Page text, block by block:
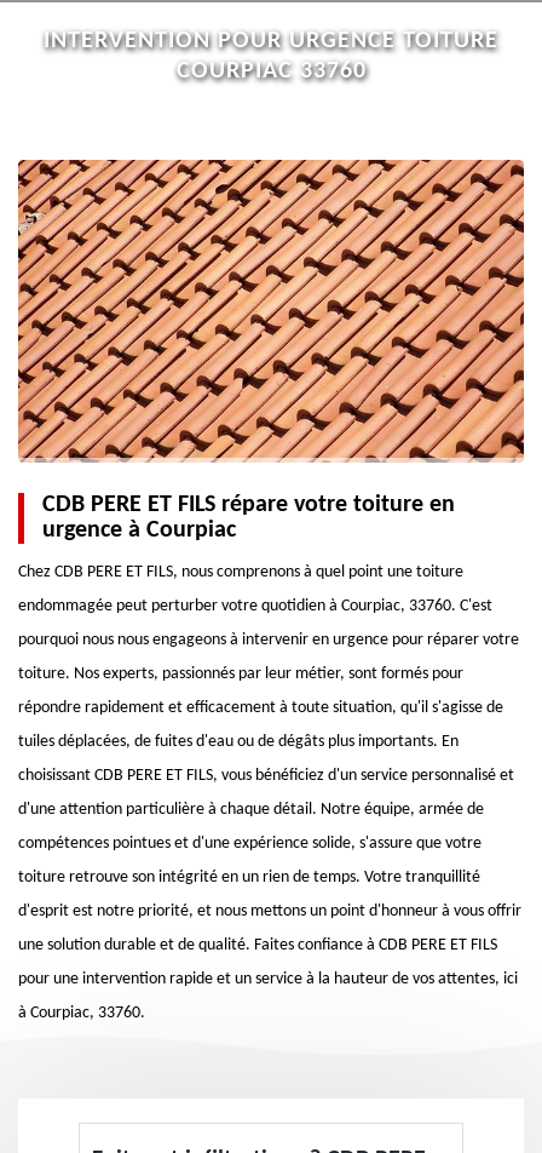
INTERVENTION POUR URGENCE TOITURE
COURPIAC 33760
CDB PERE ET FILS répare votre toiture en
urgence à Courpiac
Chez CDB PERE ET FILS, nous comprenons à quel point une toiture
endommagée peut perturber votre quotidien à Courpiac, 33760. C'est
pourquoi nous nous engageons à intervenir en urgence pour réparer votre
toiture. Nos experts, passionnés par leur métier, sont formés pour
répondre rapidement et efficacement à toute situation, qu'il s'agisse de
tuiles déplacées, de fuites d'eau ou de dégâts plus importants. En
choisissant CDB PERE ET FILS, vous bénéficiez d'un service personnalisé et
d'une attention particulière à chaque détail. Notre équipe, armée de
compétences pointues et d'une expérience solide, s'assure que votre
toiture retrouve son intégrité en un rien de temps. Votre tranquillité
d'esprit est notre priorité, et nous mettons un point d'honneur à vous offrir
une solution durable et de qualité. Faites confiance à CDB PERE ET FILS
pour une intervention rapide et un service à la hauteur de vos attentes, ici
à Courpiac, 33760.